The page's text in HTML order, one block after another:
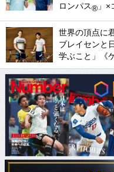
ロンパス® 」
世界の頂点に
ブレイセンと
学ぶこと」《